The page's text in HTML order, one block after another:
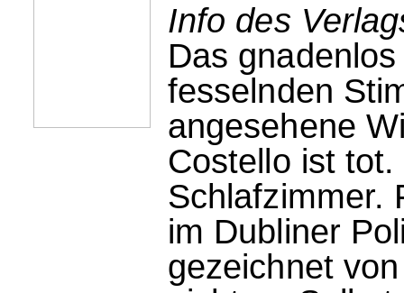
Info des
Das
fesselnden
angesehene
Costello ist
Schlafzimmer.
im Dubliner
gezeichnet